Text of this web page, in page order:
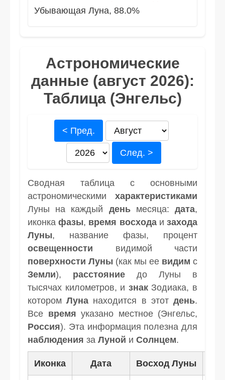
Убывающая Луна, 88.0%
Астрономические
данные (август 2026):
Таблица (Энгельс)
< Пред.
След. >
Сводная таблица с основными
астрономическими характеристиками
Луны на каждый деньмесяца:дата,
иконкафазы, время восходаизахода
Луны, название фазы, процент
освещенности видимой части
поверхности Луны (как мы ее видим с
Земли), расстояние до Луны в
тысячах километров, и знакЗодиака, в
которомЛуна находится в этотдень.
Все время указано местное (Энгельс,
Россия). Эта информация полезна для
наблюдения за Луной и Солнцем.
Иконка Дата Восход Луны